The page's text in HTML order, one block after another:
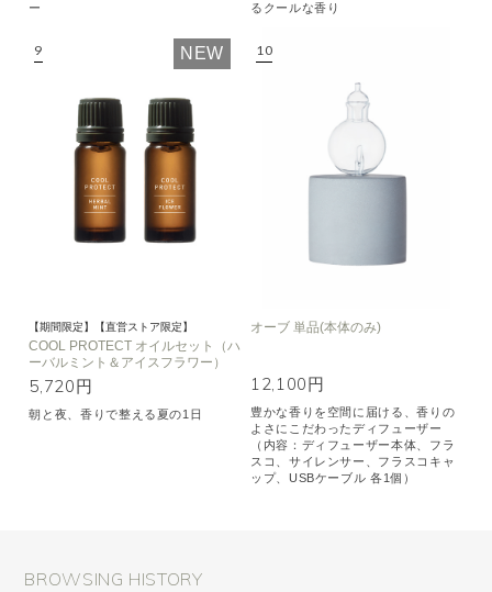
ー
るクールな香り
NEW
【期間限定】【直営ストア限定】
COOL PROTECT オイルセット（ハ
ーバルミント＆アイスフラワー）
5,720円
朝と夜、香りで整える夏の1日
オーブ 単品(本体のみ)
12,100円
豊かな香りを空間に届ける、香りの
よさにこだわったディフューザー
（内容：ディフューザー本体、フラ
スコ、サイレンサー、フラスコキャ
ップ、USBケーブル 各1個）
BROWSING HISTORY